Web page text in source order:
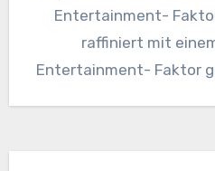
Entertainment-
raffiniert mit
Entertainment- Faktor